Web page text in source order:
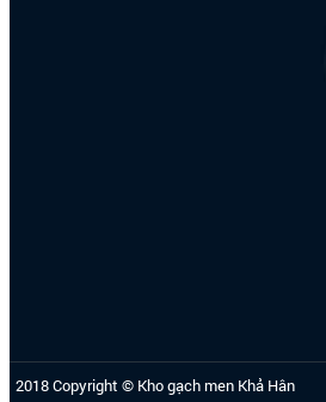
2018 Copyright © Kho gạch men Khả Hân